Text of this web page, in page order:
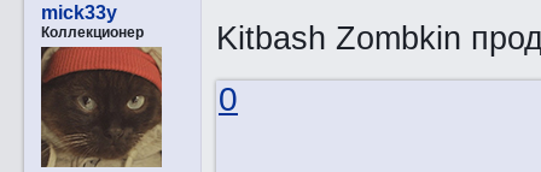
mick33y
Коллекционер
Kitbash Zombkin
0